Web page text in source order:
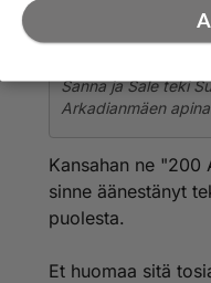
2026-07-04
Sanna ja Sale teki
Arkadianmäen
Kansahan ne "200
sinne äänestänyt
puolesta.
Et huomaa sitä